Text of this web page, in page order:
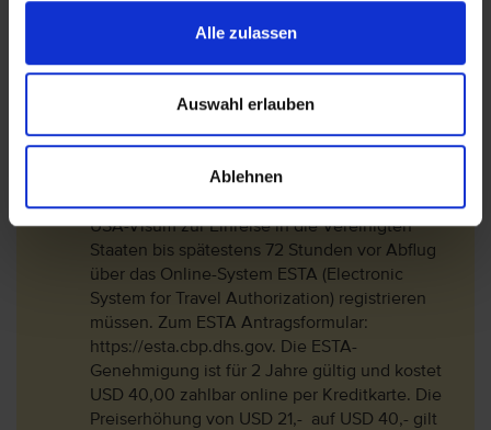
Alle zulassen
Auswahl erlauben
Ablehnen
Ablagerungen von Algen und Seegras an den
Stränden und im Wasser kommen kann. Dies ist
Wind und Temperatur.
Wenn Ihre Anreise über die USA erfolgt,
beachten Sie bitte, dass sich Reisende ohne
USA-Visum zur Einreise in die Vereinigten
Staaten bis spätestens 72 Stunden vor Abflug
über das Online-System ESTA (Electronic
System for Travel Authorization) registrieren
müssen. Zum ESTA Antragsformular:
https://esta.cbp.dhs.gov. Die ESTA-
Genehmigung ist für 2 Jahre gültig und kostet
USD 40,00 zahlbar online per Kreditkarte. Die
Preiserhöhung von USD 21,- auf USD 40,- gilt